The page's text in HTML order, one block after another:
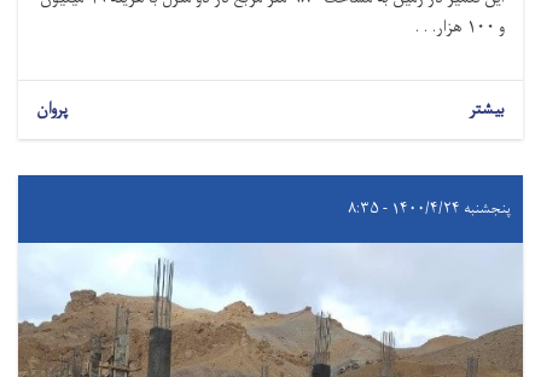
و ۱۰۰ هزار. . .
بیشتر پروان
پنجشنبه ۱۴۰۰/۴/۲۴ - ۸:۳۵